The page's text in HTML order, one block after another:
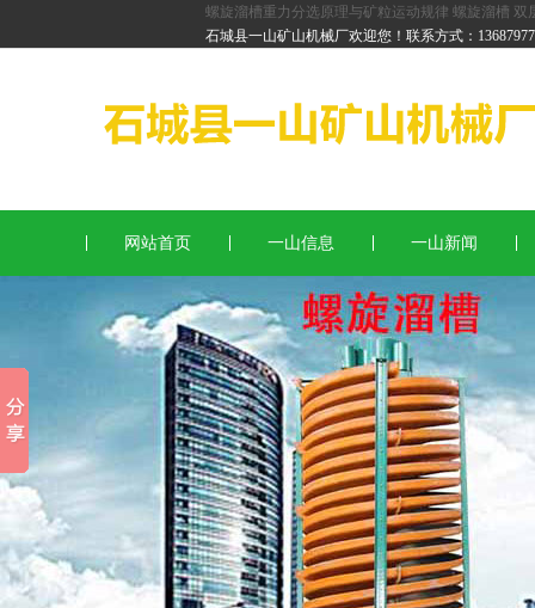
螺旋溜槽重力分选原理与矿粒运动规律 螺旋溜槽 双
红石螺旋溜槽 锆英石螺旋溜槽 重金石螺旋溜槽
石城县一山矿山机械厂欢迎您！联系方式：
网站首页 一山信息 一山新闻